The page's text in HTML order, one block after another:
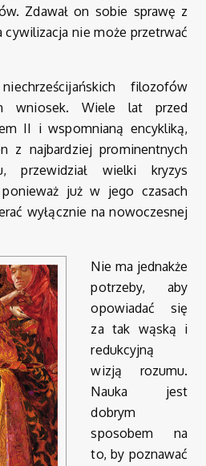
Zdawał on sobie sprawę z
cywilizacja nie może przetrwać
filozofów
wniosek. Wiele lat przed
II i wspomnianą encykliką,
z najbardziej prominentnych
przewidział wielki kryzys
już w jego czasach
wyłącznie na nowoczesnej
Nie ma jednakże
potrzeby, aby
opowiadać się
za tak wąską i
redukcyjną
wizją rozumu.
Nauka jest
dobrym
sposobem na
to, by poznawać